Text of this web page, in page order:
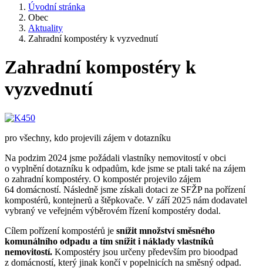
Úvodní stránka
Obec
Aktuality
Zahradní kompostéry k vyzvednutí
Zahradní kompostéry k
vyzvednutí
pro všechny, kdo projevili zájem v dotazníku
Na podzim 2024 jsme požádali vlastníky nemovitostí v obci
o vyplnění dotazníku k odpadům, kde jsme se ptali také na zájem
o zahradní kompostéry. O kompostér projevilo zájem
64 domácností. Následně jsme získali dotaci ze SFŽP na pořízení
kompostérů, kontejnerů a štěpkovače. V září 2025 nám dodavatel
vybraný ve veřejném výběrovém řízení kompostéry dodal.
Cílem pořízení kompostérů je snížit množství směsného
komunálního odpadu a tím snížit i náklady vlastníků
nemovitostí. Kompostéry jsou určeny především pro bioodpad
z domácností, který jinak končí v popelnicích na směsný odpad.